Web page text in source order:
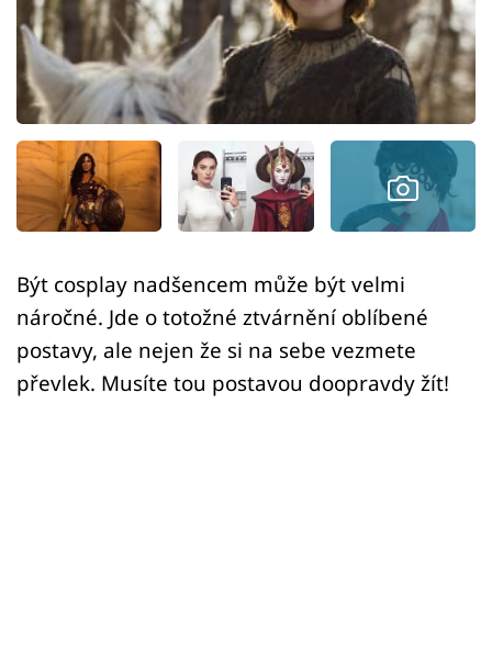
Sex a vztahy
Videa
Sledujte prima+
Přihlášení
Sledujte nás
Být cosplay nadšencem může být velmi
náročné. Jde o totožné ztvárnění oblíbené
postavy, ale nejen že si na sebe vezmete
převlek. Musíte tou postavou doopravdy žít!